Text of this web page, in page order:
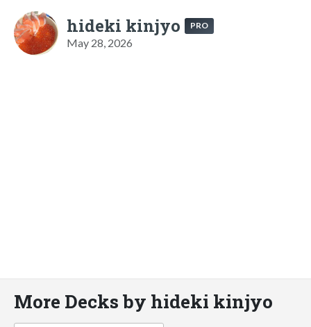
hideki kinjyo PRO
May 28, 2026
More Decks by hideki kinjyo